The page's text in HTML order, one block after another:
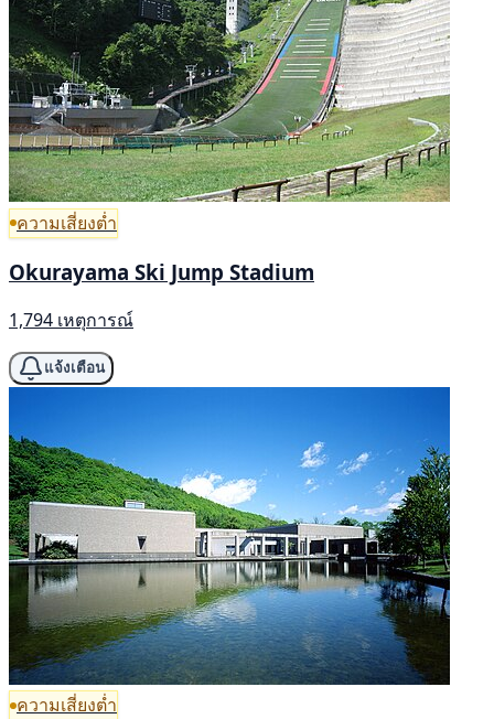
ความเสี่ยงต่ำ
Okurayama Ski Jump Stadium
1,794 เหตุการณ์
แจ้งเตือน
ความเสี่ยงต่ำ